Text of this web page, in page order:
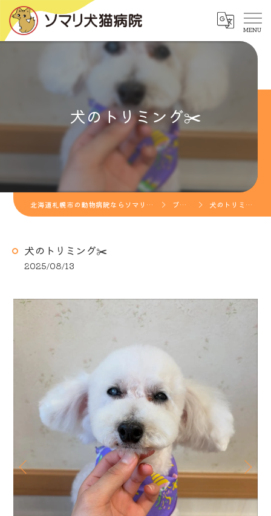
犬のトリミング✂️
北海道札幌市の動物病院ならソマリ犬猫病院 ブログ 犬のトリミング✂️
犬のトリミング✂️
2025/08/13